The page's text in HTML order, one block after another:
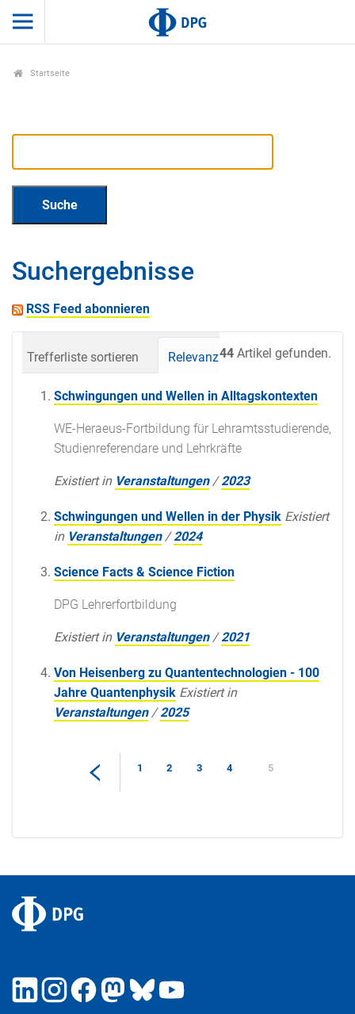
Startseite
Suchergebnisse
RSS Feed abonnieren
44 Artikel gefunden.
Trefferliste sortieren Relevanz Datum
Schwingungen und Wellen in Alltagskontexten
WE-Heraeus-Fortbildung für Lehramtsstudierende,
Studienreferendare und Lehrkräfte
Existiert in Veranstaltungen /2023
Schwingungen und Wellen in der Physik Existiert
in Veranstaltungen /2024
Science Facts & Science Fiction
DPG Lehrerfortbildung
Existiert in Veranstaltungen /2021
Von Heisenberg zu Quantentechnologien - 100
Jahre Quantenphysik Existiert in
Veranstaltungen /2025
1 2 3 4 5